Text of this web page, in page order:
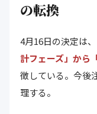
の転換
4月16日の決定は
計フェーズ」から
徴している。今後
理する。